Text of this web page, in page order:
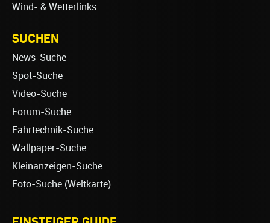
Wind- & Wetterlinks
SUCHEN
News-Suche
Spot-Suche
Video-Suche
Forum-Suche
Fahrtechnik-Suche
Wallpaper-Suche
Kleinanzeigen-Suche
Foto-Suche (Weltkarte)